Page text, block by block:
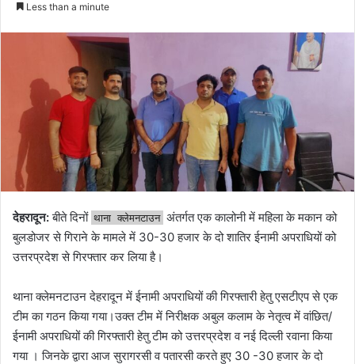
Less than a minute
देहरादून:बीते दिनों थाना क्लेमनटाउन अंतर्गत एक कालोनी में महिला के मकान को
बुलडोजर से गिराने के मामले में 30-30 हजार के दो शातिर ईनामी अपराधियों को
उत्तरप्रदेश से गिरफ्तार कर लिया है।
थाना क्लेमनटाउन देहरादून में ईनामी अपराधियों की गिरफ्तारी हेतु एसटीएप से एक
टीम का गठन किया गया।उक्त टीम में निरीक्षक अबुल कलाम के नेतृत्व में वांछित/
ईनामी अपराधियों की गिरफ्तारी हेतु टीम को उत्तरप्रदेश व नई दिल्ली रवाना किया
गया । जिनके द्वारा आज सुरागरसी व पतारसी करते हुए 30 -30 हजार के दो